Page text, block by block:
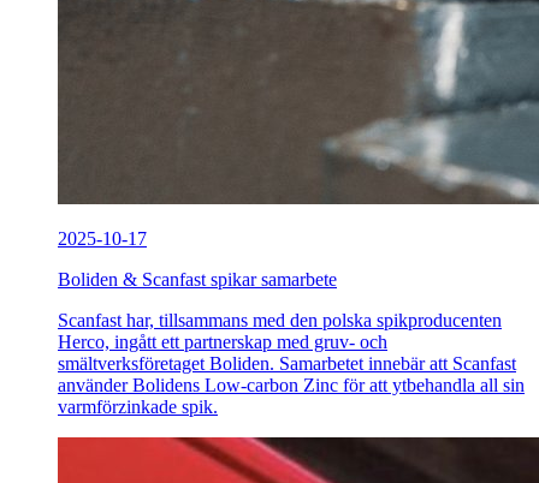
2025-10-17
Boliden & Scanfast spikar samarbete
Scanfast har, tillsammans med den polska spikproducenten
Herco, ingått ett partnerskap med gruv- och
smältverksföretaget Boliden. Samarbetet innebär att Scanfast
använder Bolidens Low-carbon Zinc för att ytbehandla all sin
varmförzinkade spik.